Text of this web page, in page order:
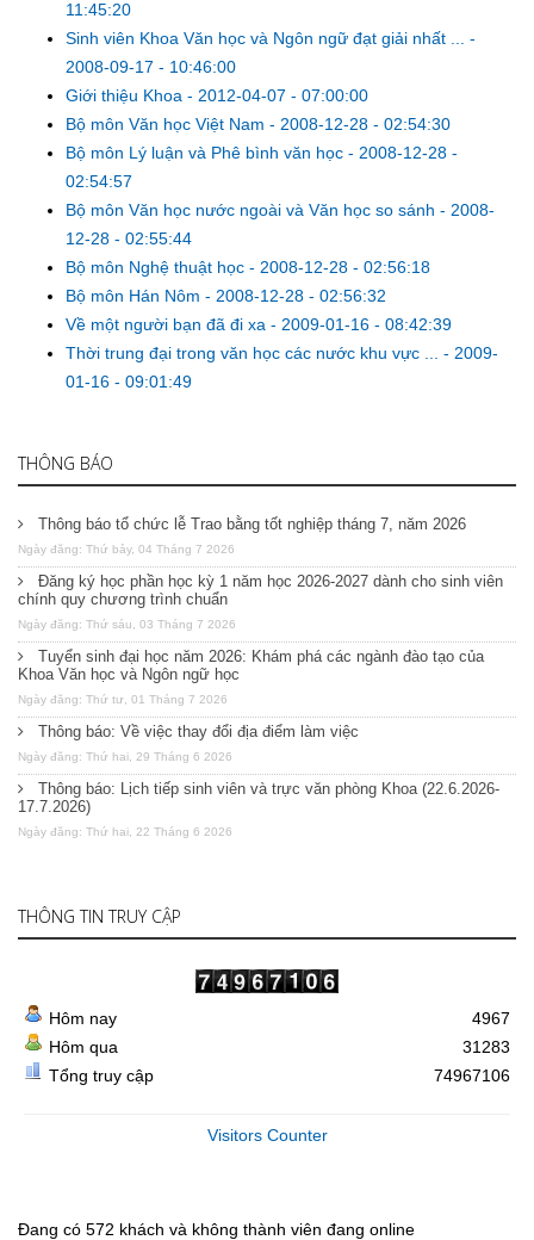
11:45:20
Sinh viên Khoa Văn học và Ngôn ngữ đạt giải nhất ... -
2008-09-17 - 10:46:00
Giới thiệu Khoa - 2012-04-07 - 07:00:00
Bộ môn Văn học Việt Nam - 2008-12-28 - 02:54:30
Bộ môn Lý luận và Phê bình văn học - 2008-12-28 -
02:54:57
Bộ môn Văn học nước ngoài và Văn học so sánh - 2008-
12-28 - 02:55:44
Bộ môn Nghệ thuật học - 2008-12-28 - 02:56:18
Bộ môn Hán Nôm - 2008-12-28 - 02:56:32
Về một người bạn đã đi xa - 2009-01-16 - 08:42:39
Thời trung đại trong văn học các nước khu vực ... - 2009-
01-16 - 09:01:49
THÔNG BÁO
Thông báo tổ chức lễ Trao bằng tốt nghiệp tháng 7, năm 2026
Ngày đăng: Thứ bảy, 04 Tháng 7 2026
Đăng ký học phần học kỳ 1 năm học 2026-2027 dành cho sinh viên
chính quy chương trình chuẩn
Ngày đăng: Thứ sáu, 03 Tháng 7 2026
Tuyển sinh đại học năm 2026: Khám phá các ngành đào tạo của
Khoa Văn học và Ngôn ngữ học
Ngày đăng: Thứ tư, 01 Tháng 7 2026
Thông báo: Về việc thay đổi địa điểm làm việc
Ngày đăng: Thứ hai, 29 Tháng 6 2026
Thông báo: Lịch tiếp sinh viên và trực văn phòng Khoa (22.6.2026-
17.7.2026)
Ngày đăng: Thứ hai, 22 Tháng 6 2026
THÔNG TIN TRUY CẬP
Hôm nay
Hôm qua
Tổng truy cập
4967
31283
74967106
Visitors Counter
Đang có 572 khách và không thành viên đang online